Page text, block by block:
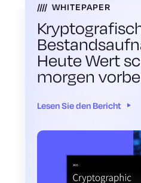
WHITEPAPER
Heute Wert
morgen
Lesen Sie den Bericht